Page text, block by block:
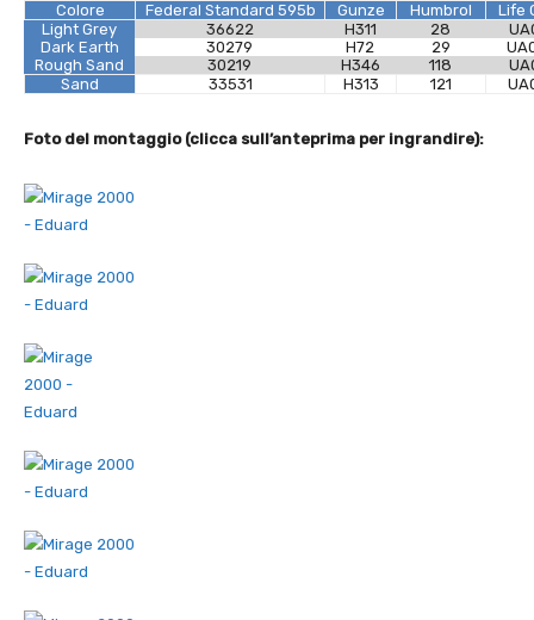
Colore Federal Standard 595b Gunze Humbrol
Life
Light Grey
36622 H311 28
Dark Earth
30279 H72 29
Rough Sand
30219 H346 118
Sand
33531 H313 121
Foto del montaggio (clicca sull’anteprima per ingrandire):